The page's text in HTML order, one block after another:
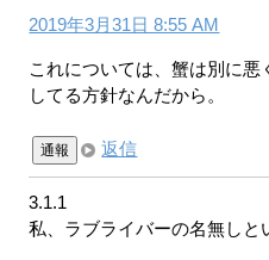
2019年3月31日 8:55 AM
これについては、蟹は別に
してる方針なんだから。
通報 返信
3.1.1
私、ラブライバーの名無しと